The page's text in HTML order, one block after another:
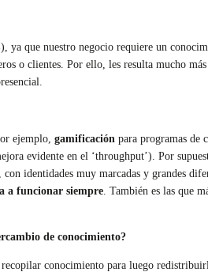
que nuestro negocio requiere un
o clientes. Por ello, les resulta mucho
ejemplo, gamificación para programas de
evidente en el ‘throughput’). Por
identidades muy marcadas y grandes
a funcionar siempre . También es las que
de conocimiento?
conocimiento para luego